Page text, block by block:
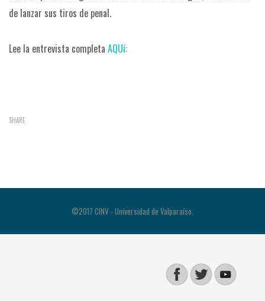
de lanzar sus tiros de penal.
Lee la entrevista completa AQUí:
SHARE
©2017 CINV - Universidad de Valparaíso.